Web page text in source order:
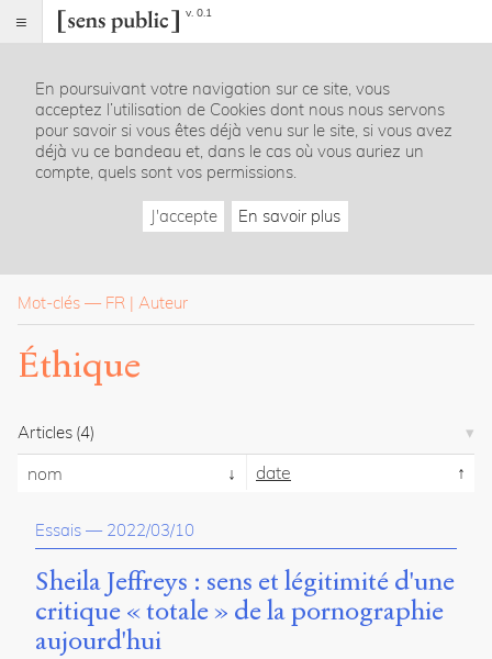
v. 0.1
Index
Rubriques
Essais
La
revue
Présentation
Publier
du
site
Archipel
En
ligne
En poursuivant votre navigation sur ce site, vous
acceptez l’utilisation de Cookies dont nous nous servons
pour savoir si vous êtes déjà venu sur le site, si vous avez
déjà vu ce bandeau et, dans le cas où vous auriez un
compte, quels sont vos permissions.
J'accepte En savoir plus
Mot-clés — FR Auteur
Éthique
Articles (4)
nom date
Essais — 2022/03/10
Sheila Jeffreys : sens et légitimité d'une
critique « totale » de la pornographie
aujourd'hui